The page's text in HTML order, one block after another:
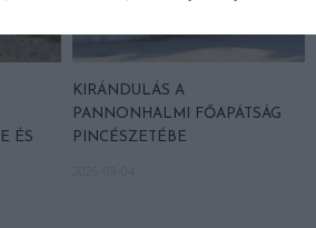
ÉS
KIRÁNDULÁS A
PANNONHALMI FŐAPÁTSÁG
PINCÉSZETÉBE